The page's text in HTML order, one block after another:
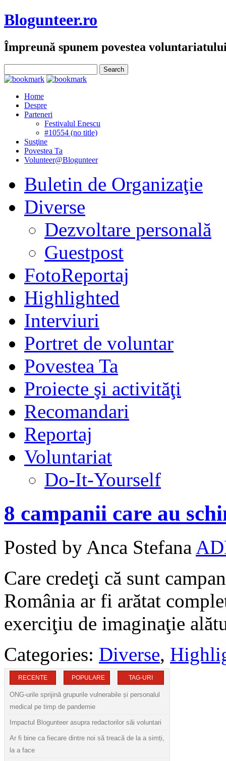
Blogunteer.ro
Împreună spunem povestea
Home
Despre
Parteneri
Festivalul Enescu
#10554 (no title)
Susţine
Povestea Ta
Volunteer@Blogunteer
Buletin de Organizaţie
Diverse
Dezvoltare personală
Guestpost
FotoReportaj
Highlighted
Interviuri
Portret de voluntar
Povestea Ta
Proiecte şi activităţi
Recomandari
Reportaj
Voluntariat
Do-It-Yourself
8 campanii care au
Posted by Anca Stefana
Care credeţi că sunt
România ar fi arătat
exerciţiu de imaginaţie
Categories: Diverse,
RECENTE POPULARE TAG-URI
ONG-urile sprijină grupurile vulnerabile și personalul
medical pe timp de pandemie
Impactul Blogunteer asupra redactorilor săi voluntari
Ar fi bine ca fiecare dintre noi să treacă de la a simți,
la a face